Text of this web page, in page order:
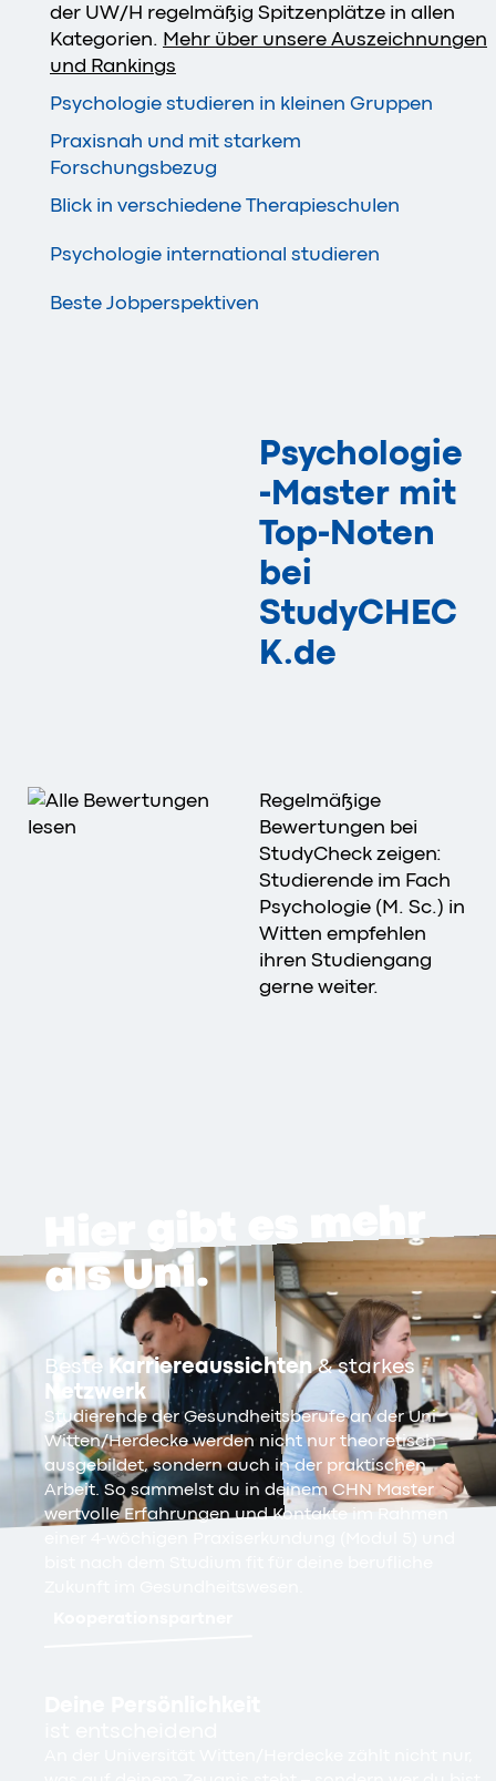
der UW/H regelmäßig Spitzenplätze in allen
Kategorien. Mehr über unsere Auszeichnungen
und Rankings
Psychologie studieren in kleinen Gruppen
Praxisnah und mit starkem
Forschungsbezug
Blick in verschiedene Therapieschulen
Psychologie international studieren
Beste Jobperspektiven
Psychologie
-Master mit
Top-Noten
bei
StudyCHEC
K.de
Regelmäßige
Bewertungen bei
StudyCheck zeigen:
Studierende im Fach
Psychologie (M. Sc.) in
Witten empfehlen
ihren Studiengang
gerne weiter.
Hier gibt es mehr
als Uni.
Beste Karriereaussichten& starkes
Netzwerk
Studierende der Gesundheitsberufe an der Uni
Witten/Herdecke werden nicht nur theoretisch
ausgebildet, sondern auch in der praktischen
Arbeit. So sammelst du in deinem CHN Master
wertvolle Erfahrungen und Kontakte im Rahmen